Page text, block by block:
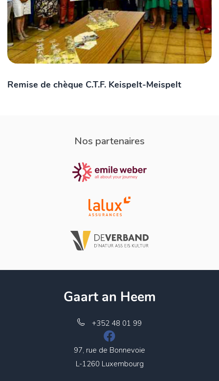
Remise de chèque C.T.F. Keispelt-Meispelt
Nos partenaires
Gaart an Heem
+352 48 01 99
97, rue de Bonnevoie
L-1260 Luxembourg